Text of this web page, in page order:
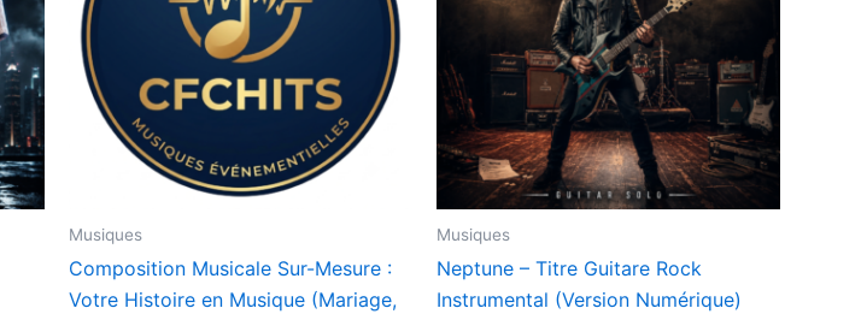
Musiques
Composition Musicale Sur-Mesure :
Votre Histoire en Musique (Mariage,
Musiques
Neptune – Titre Guitare Rock
Instrumental (Version Numérique)